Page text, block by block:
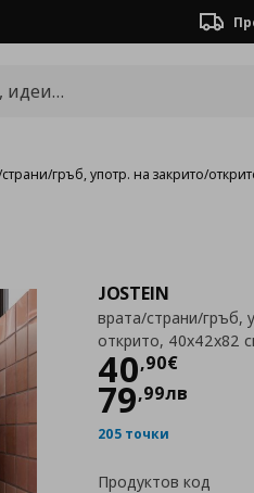
страни/гръб, употр. на закрито/
JOSTEIN
врата/страни/гръб,
открито, 40x42x82
40,90€
Цена
79,99лв
205 точки
Продуктов код